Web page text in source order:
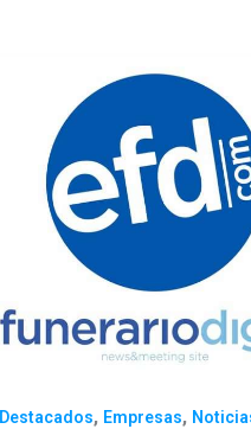
Destacados, Empresas,